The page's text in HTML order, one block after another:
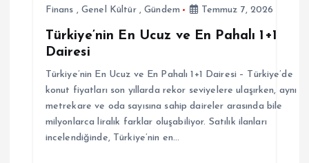
Finans ,Genel Kültür,Gündem Temmuz 7, 2026
Türkiye’nin En Ucuz ve En Pahalı 1+1
Dairesi
Türkiye’nin En Ucuz ve En Pahalı 1+1 Dairesi – Türkiye’de
konut fiyatları son yıllarda rekor seviyelere ulaşırken, aynı
metrekare ve oda sayısına sahip daireler arasında bile
milyonlarca liralık farklar oluşabiliyor. Satılık ilanları
incelendiğinde, Türkiye’nin en…